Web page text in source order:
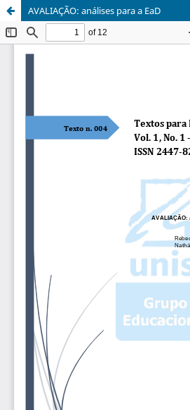
AVALIAÇÃO: análises para a EaD